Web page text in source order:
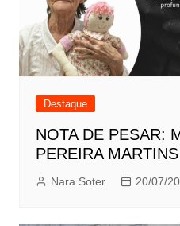
Destaque
NOTA DE PESAR:
PEREIRA MARTINS
Nara Soter 20/07/